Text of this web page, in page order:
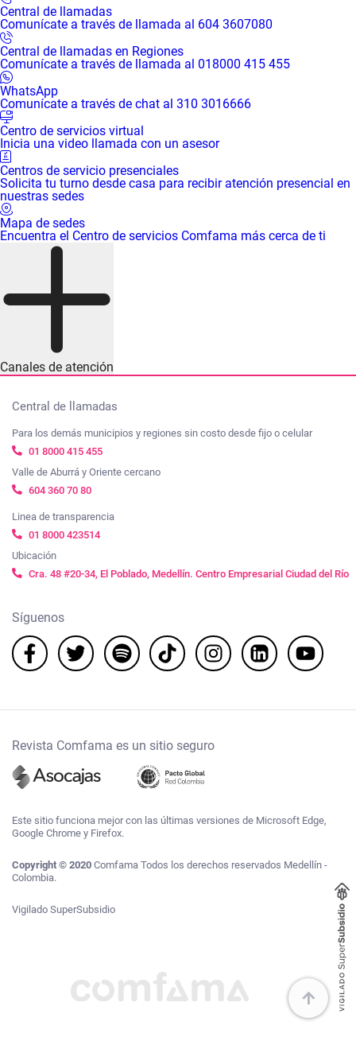
Central de llamadas
Comunícate a través de llamada al 604 3607080
Central de llamadas en Regiones
Comunícate a través de llamada al 018000 415 455
WhatsApp
Comunícate a través de chat al 310 3016666
Centro de servicios virtual
Inicia una video llamada con un asesor
Centros de servicio presenciales
Solicita tu turno desde casa para recibir atención presencial en
nuestras sedes
Mapa de sedes
Encuentra el Centro de servicios Comfama más cerca de ti
Canales de atención
Central de llamadas
Para los demás municipios y regiones sin costo desde fijo o celular
01 8000 415 455
Valle de Aburrá y Oriente cercano
604 360 70 80
Linea de transparencia
01 8000 423514
Ubicación
Cra. 48 #20-34, El Poblado, Medellín. Centro Empresarial Ciudad del Río
Síguenos
Revista Comfama es un sitio seguro
Este sitio funciona mejor con las últimas versiones de Microsoft Edge,
Google Chrome y Firefox.
Copyright © 2020 Comfama Todos los derechos reservados Medellín -
Colombia.
Vigilado SuperSubsidio